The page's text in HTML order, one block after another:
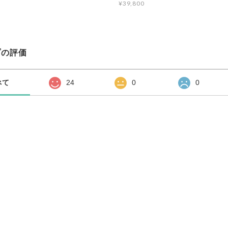
¥39,800
評価
て 24 0 0